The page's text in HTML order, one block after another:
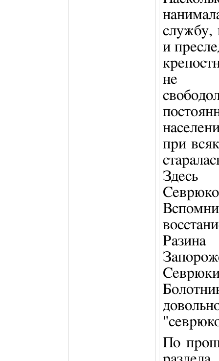
службу,
и
не
при
Здесь
По